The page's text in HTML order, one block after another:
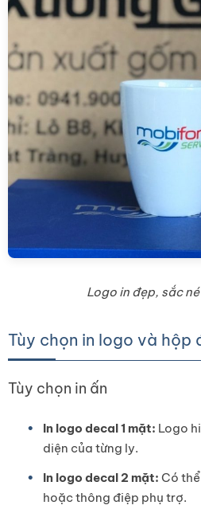
Logo in đẹp, sắc
Tùy chọn in logo và hộp
Tùy chọn in ấn
In logo decal 1 mặt: Logo
diện của từng ly.
In logo decal 2 mặt: Có
hoặc thông điệp phụ trợ.